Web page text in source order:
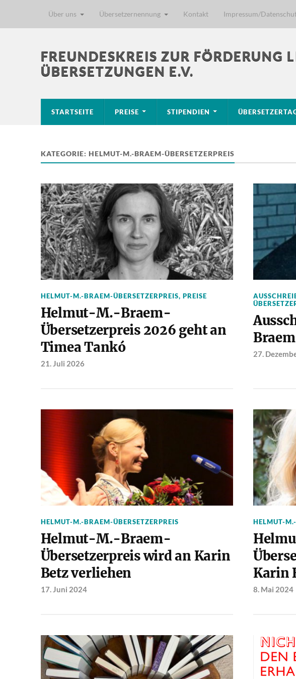
Über uns Übersetzernennung Kontakt Impressum/
FREUNDESKREIS ZUR FÖRDERUNG
ÜBERSETZUNGEN E.V.
STARTSEITE PREISE STIPENDIEN
KATEGORIE: HELMUT-M.-BRAEM-ÜBERSETZERPREIS
HELMUT-M.-BRAEM-ÜBERSETZERPREIS, PREISE
Helmut-M.-Braem-
Übersetzerpreis 2026 geht an
Timea Tankó
21. Juli 2026
27.
HELMUT-M.-BRAEM-ÜBERSETZERPREIS
Helmut-M.-Braem-
Übersetzerpreis wird an Karin
Betz verliehen
17. Juni 2024
HELMUT-
Karin
8. Mai 2024